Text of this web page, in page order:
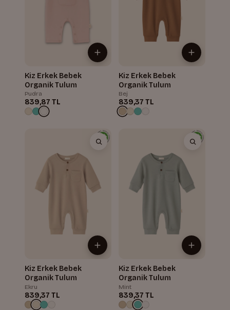
Kiz Erkek Bebek
Organik Tulum
Pudra
839,87 TL
Kiz Erkek Bebek
Organik Tulum
Bej
839,37 TL
Kiz Erkek Bebek
Organik Tulum
Ekru
839,37 TL
Kiz Erkek Bebek
Organik Tulum
Mint
839,37 TL